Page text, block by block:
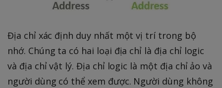
Địa chỉ xác định duy nhất một vị trí trong bộ
nhớ. Chúng ta có hai loại địa chỉ là địa chỉ logic
và địa chỉ vật lý. Địa chỉ logic là một địa chỉ ảo và
người dùng có thể xem được. Người dùng không